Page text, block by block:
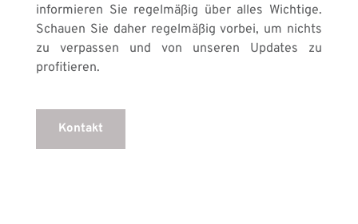
informieren Sie regelmäßig über alles Wichtige.
Schauen Sie daher regelmäßig vorbei, um nichts
zu verpassen und von unseren Updates zu
profitieren.
Kontakt